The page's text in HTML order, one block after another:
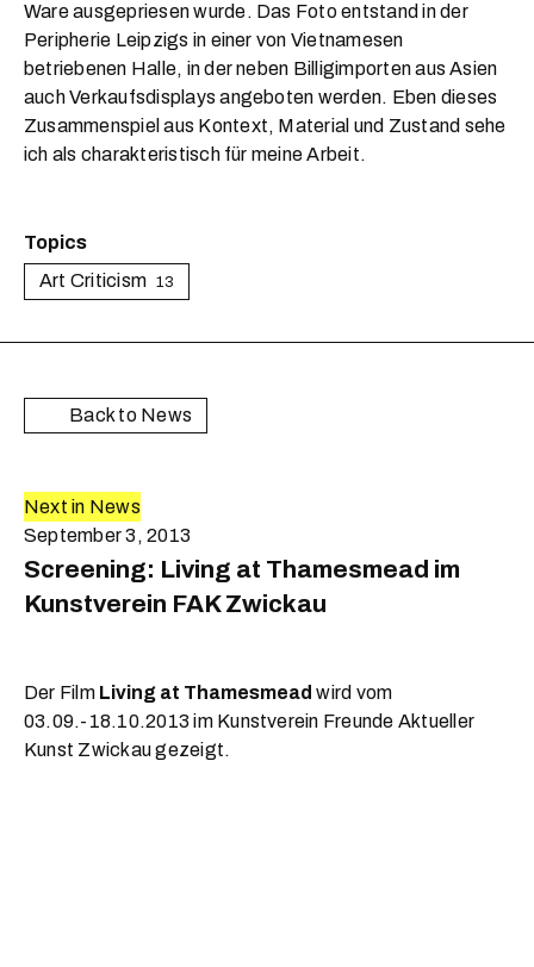
Ware ausgepriesen wurde. Das Foto entstand in der
Peripherie Leipzigs in einer von Vietnamesen
betriebenen Halle, in der neben Billigimporten aus Asien
auch Verkaufsdisplays angeboten werden. Eben dieses
Zusammenspiel aus Kontext, Material und Zustand sehe
ich als charakteristisch für meine Arbeit.
Topics
Art Criticism 13
Back to News
Next in News
September 3, 2013
Screening: Living at Thamesmead im
Kunstverein FAK Zwickau
Der Film Living at Thamesmead wird vom
03.09.-18.10.2013 im Kunstverein Freunde Aktueller
Kunst Zwickau gezeigt.